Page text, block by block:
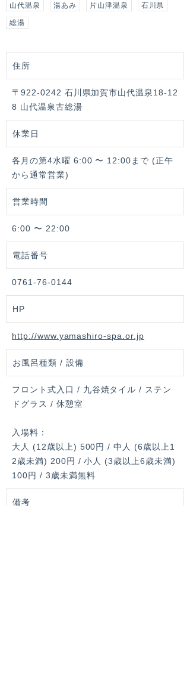
山代温泉 湯あみ 片山津温泉 石川県
総湯
住所
〒922-0242 石川県加賀市山代温泉18-12
8 山代温泉古総湯
休業日
各月の第4水曜 6:00 〜 12:00まで (正午
から通常営業)
営業時間
6:00 〜 22:00
電話番号
0761-76-0144
HP
http://www.yamashiro-spa.or.jp
お風呂種類 / 設備
フロント式入口 / 九谷焼タイル / ステン
ドグラス / 休憩室
入場料：
大人 (12歳以上) 500円 / 中人 (6歳以上1
2歳未満) 200円 / 小人 (3歳以上6歳未満)
100円 / 3歳未満無料
備考